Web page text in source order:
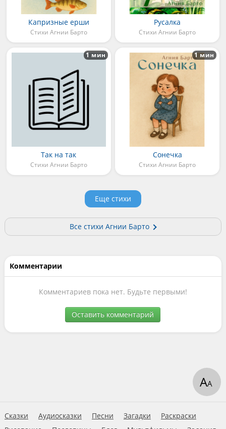
Капризные ерши
Стихи Агнии Барто
Русалка
Стихи Агнии Барто
Так на так
Стихи Агнии Барто
1 мин
Сонечка
Стихи Агнии Барто
1 мин
Еще стихи
Все стихи Агнии Барто
Комментарии
Комментариев пока нет. Будьте первыми!
Оставить комментарий
Сказки Аудиосказки Песни Загадки
Раскраски
АА